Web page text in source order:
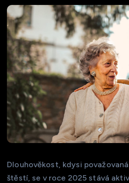
Dlouhověkost, kdysi
štěstí, se v roce 2025 stává